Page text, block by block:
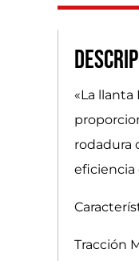
«La llanta
rodadura
eficiencia
Tracción